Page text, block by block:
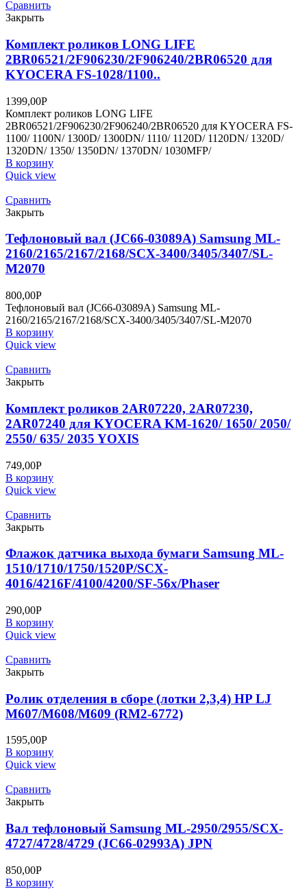
Сравнить
Закрыть
Комплект роликов LONG LIFE
2BR06521/2F906230/2F906240/2BR06520 для
KYOCERA FS-1028/1100..
1399,00Р
Комплект роликов LONG LIFE
2BR06521/2F906230/2F906240/2BR06520 для KYOCERA FS-
1100/ 1100N/ 1300D/ 1300DN/ 1110/ 1120D/ 1120DN/ 1320D/
1320DN/ 1350/ 1350DN/ 1370DN/ 1030MFP/
В корзину
Quick view
Сравнить
Закрыть
Тефлоновый вал (JC66-03089A) Samsung ML-
2160/2165/2167/2168/SCX-3400/3405/3407/SL-
M2070
800,00Р
Тефлоновый вал (JC66-03089A) Samsung ML-
2160/2165/2167/2168/SCX-3400/3405/3407/SL-M2070
В корзину
Quick view
Сравнить
Закрыть
Комплект роликов 2AR07220, 2AR07230,
2AR07240 для KYOCERA KM-1620/ 1650/ 2050/
2550/ 635/ 2035 YOXIS
749,00Р
В корзину
Quick view
Сравнить
Закрыть
Флажок датчика выхода бумаги Samsung ML-
1510/1710/1750/1520P/SCX-
4016/4216F/4100/4200/SF-56х/Phaser
290,00Р
В корзину
Quick view
Сравнить
Закрыть
Ролик отделения в сборе (лотки 2,3,4) HP LJ
M607/M608/M609 (RM2-6772)
1595,00Р
В корзину
Quick view
Сравнить
Закрыть
Вал тефлоновый Samsung ML-2950/2955/SCX-
4727/4728/4729 (JC66-02993A) JPN
850,00Р
В корзину